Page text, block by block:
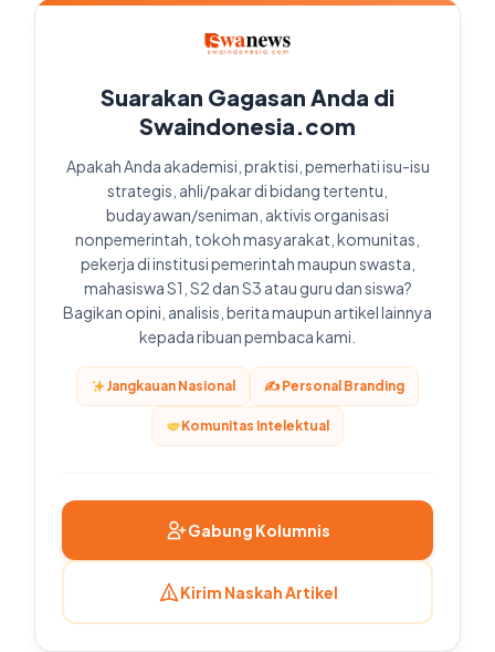
Suarakan Gagasan Anda di
Swaindonesia.com
Apakah Anda akademisi, praktisi, pemerhati isu-isu
strategis, ahli/pakar di bidang tertentu,
budayawan/seniman, aktivis organisasi
nonpemerintah, tokoh masyarakat, komunitas,
pekerja di institusi pemerintah maupun swasta,
mahasiswa S1, S2 dan S3 atau guru dan siswa?
Bagikan opini, analisis, berita maupun artikel lainnya
kepada ribuan pembaca kami.
Jangkauan Nasional ✍️ Personal Branding
Komunitas Intelektual
Gabung Kolumnis
Kirim Naskah Artikel